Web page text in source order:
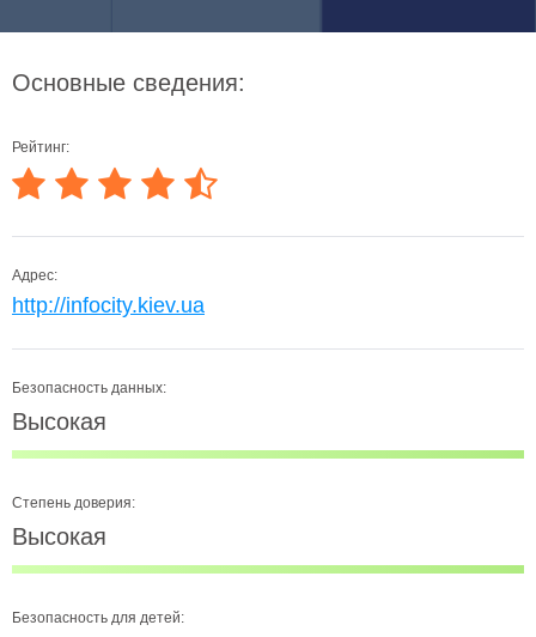
Основные сведения:
Рейтинг:
Адрес:
http://infocity.kiev.ua
Безопасность данных:
Высокая
Степень доверия:
Высокая
Безопасность для детей: